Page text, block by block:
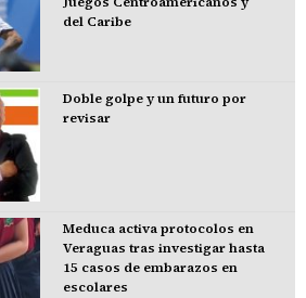
del Caribe
Doble golpe y un futuro por
revisar
Meduca activa protocolos en
Veraguas tras investigar hasta
15 casos de embarazos en
escolares